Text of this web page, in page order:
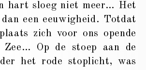
hart sloeg niet meer… Het
dan een eeuwigheid. Totdat
zich voor ons opende
Zee… Op de stoep aan de
het rode stoplicht, was